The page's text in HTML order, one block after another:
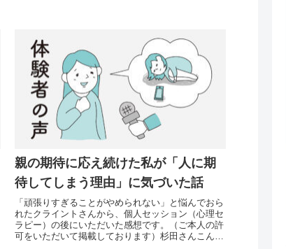
親の期待に応え続けた私が「人に期
待してしまう理由」に気づいた話
「頑張りすぎることがやめられない」と悩んでおら
れたクライントさんから、個人セッション（心理セ
ラピー）の後にいただいた感想です。（ご本人の許
可をいただいて掲載しております）杉田さんこんに